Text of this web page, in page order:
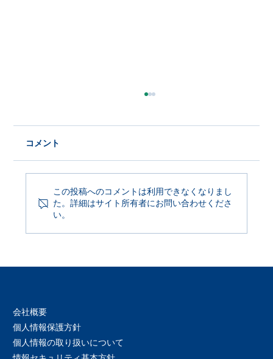
Product Update 2026年6月29日
コメント
この投稿へのコメントは利用できなくなりまし
た。詳細はサイト所有者にお問い合わせくださ
い。
会社概要
個人情報保護方針
個人情報の取り扱いについて